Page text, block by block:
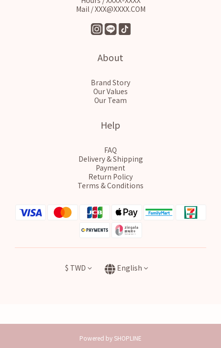
Mail / XXX@XXXX.COM
About
Brand Story
Our Values
Our Team
Help
FAQ
Delivery & Shipping
Payment
Return Policy
Terms & Conditions
$ TWD English
Powered by SHOPLINE